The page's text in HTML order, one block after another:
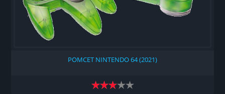
РОМСЕТ NINTENDO 64 (2021)